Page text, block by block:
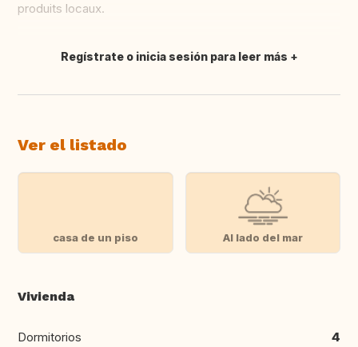
produits locaux.
Traducir
Regístrate o inicia sesión para leer más
Ver el listado
casa de un piso Al lado del mar
Vivienda
Dormitorios 4